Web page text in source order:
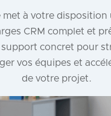
met à votre disposition
CRM complet et
support concret pour
vos équipes et
de votre projet.